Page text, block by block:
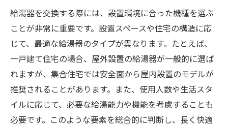
給湯器を交換する際には、設置環境に合った機種を選ぶ
ことが非常に重要です。設置スペースや住宅の構造に応
じて、最適な給湯器のタイプが異なります。たとえば、
一戸建て住宅の場合、屋外設置の給湯器が一般的に選ば
れますが、集合住宅では安全面から屋内設置のモデルが
推奨されることがあります。また、使用人数や生活スタ
イルに応じて、必要な給湯能力や機能を考慮することも
必要です。このような要素を総合的に判断し、長く快適